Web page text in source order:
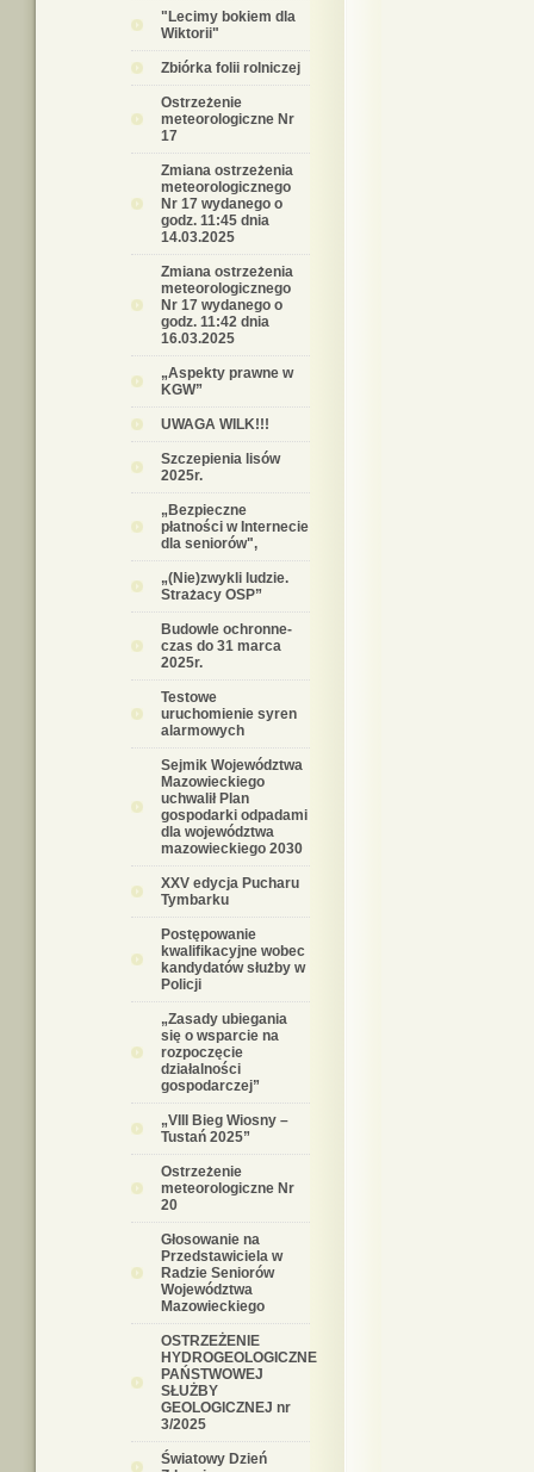
"Lecimy bokiem dla
Wiktorii"
Zbiórka folii rolniczej
Ostrzeżenie
meteorologiczne Nr
17
Zmiana ostrzeżenia
meteorologicznego
Nr 17 wydanego o
godz. 11:45 dnia
14.03.2025
Zmiana ostrzeżenia
meteorologicznego
Nr 17 wydanego o
godz. 11:42 dnia
16.03.2025
„Aspekty prawne w
KGW”
UWAGA WILK!!!
Szczepienia lisów
2025r.
„Bezpieczne
płatności w Internecie
dla seniorów",
„(Nie)zwykli ludzie.
Strażacy OSP”
Budowle ochronne-
czas do 31 marca
2025r.
Testowe
uruchomienie syren
alarmowych
Sejmik Województwa
Mazowieckiego
uchwalił Plan
gospodarki odpadami
dla województwa
mazowieckiego 2030
XXV edycja Pucharu
Tymbarku
Postępowanie
kwalifikacyjne wobec
kandydatów służby w
Policji
„Zasady ubiegania
się o wsparcie na
rozpoczęcie
działalności
gospodarczej”
„VIII Bieg Wiosny –
Tustań 2025”
Ostrzeżenie
meteorologiczne Nr
20
Głosowanie na
Przedstawiciela w
Radzie Seniorów
Województwa
Mazowieckiego
OSTRZEŻENIE
HYDROGEOLOGICZNE
PAŃSTWOWEJ
SŁUŻBY
GEOLOGICZNEJ nr
3/2025
Światowy Dzień